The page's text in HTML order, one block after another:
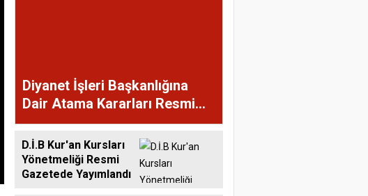
Diyanet İşleri Başkanlığına
Dair Atama Kararları Resmi
Gazete'de
D.İ.B Kur'an Kursları
Yönetmeliği Resmi
Gazetede Yayımlandı